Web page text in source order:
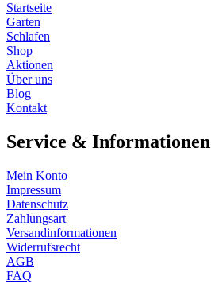
Startseite
Garten
Schlafen
Shop
Aktionen
Über uns
Blog
Kontakt
Service & Informationen
Mein Konto
Impressum
Datenschutz
Zahlungsart
Versandinformationen
Widerrufsrecht
AGB
FAQ